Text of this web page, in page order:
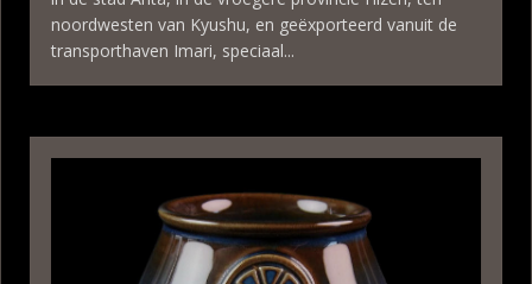
noordwesten van Kyushu, en geëxporteerd vanuit de
transporthaven Imari, speciaal...